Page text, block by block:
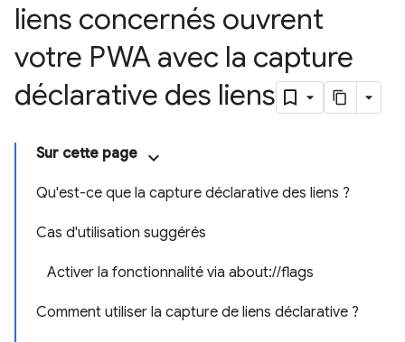
liens concernés ouvrent
votre PWA avec la capture
déclarative des liens
Sur cette page
Qu'est-ce que la capture déclarative des liens ?
Cas d'utilisation suggérés
Activer la fonctionnalité via about://flags
Comment utiliser la capture de liens déclarative ?